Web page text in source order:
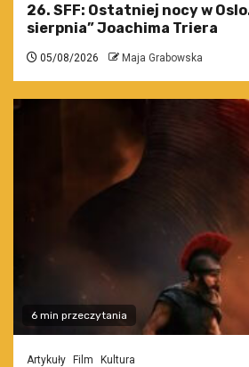
26. SFF: Ostatniej nocy w Oslo.
sierpnia” Joachima Triera
05/08/2026 Maja Grabowska
6 min przeczytania
Artykuły Film Kultura